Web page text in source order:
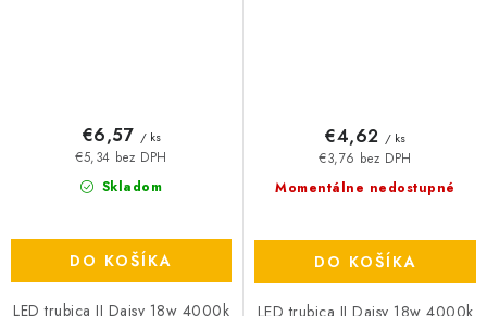
Skladom
€5,34 bez DPH
€6,57 / ks
DO KOŠÍKA
LED trubica II Daisy 18w 4000k
Momentálne nedostupné
€3,76 bez DPH
€4,62 / ks
DO KOŠÍKA